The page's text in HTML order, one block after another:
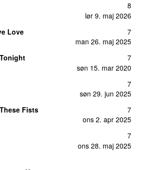
lør 9. maj 2026
8
Love
man 26. maj 2025
7
søn 15. mar 2020
7
søn 29. jun 2025
7
Fists
ons 2. apr 2025
7
ons 28. maj 2025
7